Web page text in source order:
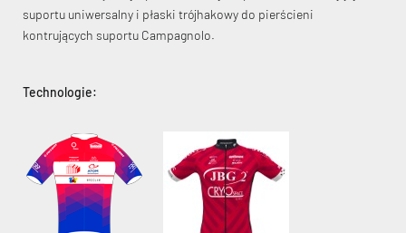
KryptoFlex Key Cable
34,90 zł* 89,00 zł*
suportu uniwersalny i płaski trójhakowy do pierścieni
kontrujących suportu Campagnolo.
Technologie: